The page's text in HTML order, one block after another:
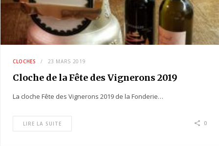
CLOCHES 23 MARS 2019
Cloche de la Fête des Vignerons 2019
La cloche Fête des Vignerons 2019 de la Fonderie…
LIRE LA SUITE 0